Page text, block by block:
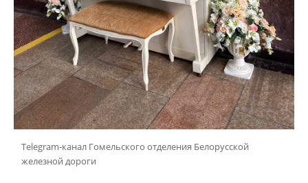
Telegram-канал Гомельского отделения Белорусской
железной дороги